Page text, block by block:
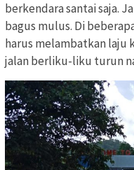
berkendara santai saja.
bagus mulus. Di
harus melambatkan laju
jalan berliku-liku turun